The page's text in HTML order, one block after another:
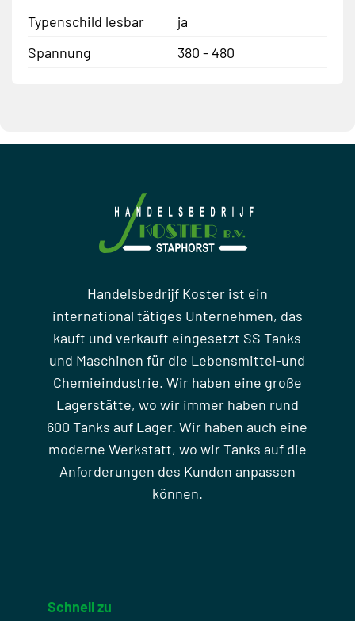
Typenschild lesbar
ja
Spannung
380 - 480
Handelsbedrijf Koster ist ein
international tätiges Unternehmen, das
kauft und verkauft eingesetzt SS Tanks
und Maschinen für die Lebensmittel-und
Chemieindustrie. Wir haben eine große
Lagerstätte, wo wir immer haben rund
600 Tanks auf Lager. Wir haben auch eine
moderne Werkstatt, wo wir Tanks auf die
Anforderungen des Kunden anpassen
können.
Schnell zu